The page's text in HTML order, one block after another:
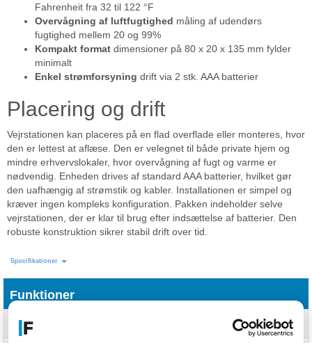
Fahrenheit fra 32 til 122 °F
Overvågning af luftfugtighed måling af udendørs
fugtighed mellem 20 og 99%
Kompakt format dimensioner på 80 x 20 x 135 mm fylder
minimalt
Enkel strømforsyning drift via 2 stk. AAA batterier
Placering og drift
Vejrstationen kan placeres på en flad overflade eller monteres, hvor
den er lettest at aflæse. Den er velegnet til både private hjem og
mindre erhvervslokaler, hvor overvågning af fugt og varme er
nødvendig. Enheden drives af standard AAA batterier, hvilket gør
den uafhængig af strømstik og kabler. Installationen er simpel og
kræver ingen kompleks konfiguration. Pakken indeholder selve
vejrstationen, der er klar til brug efter indsættelse af batterier. Den
robuste konstruktion sikrer stabil drift over tid.
Specifikationer
Funktioner
Fugtigheds-måleområde
(udendørs) (H-H)